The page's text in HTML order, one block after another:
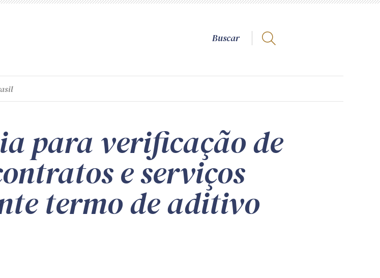
para verificação de
e serviços
termo de aditivo